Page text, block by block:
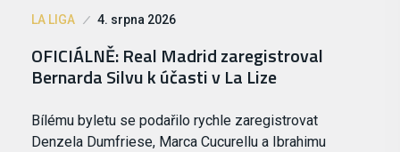
LA LIGA 4. srpna 2026
OFICIÁLNĚ: Real Madrid zaregistroval
Bernarda Silvu k účasti v La Lize
Bílému byletu se podařilo rychle zaregistrovat
Denzela Dumfriese, Marca Cucurellu a Ibrahimu